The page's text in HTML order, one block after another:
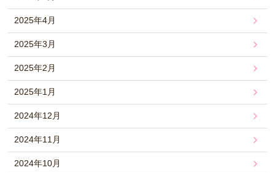
2025年4月
2025年3月
2025年2月
2025年1月
2024年12月
2024年11月
2024年10月